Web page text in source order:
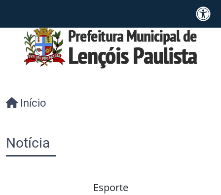
Início
Notícia
Esporte